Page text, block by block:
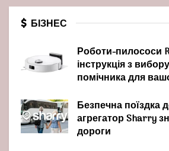
БІЗНЕС
Роботи-пилососи
інструкція з
помічника для
Безпечна поїздка
агрегатор Sharry
дороги